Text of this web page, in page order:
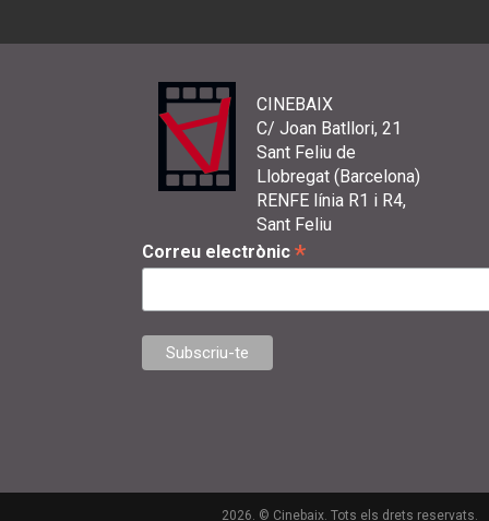
CINEBAIX
C/ Joan Batllori, 21
Sant Feliu de
Llobregat (Barcelona)
RENFE línia R1 i R4,
Sant Feliu
Correu electrònic *
2026. © Cinebaix. Tots els drets reservats.